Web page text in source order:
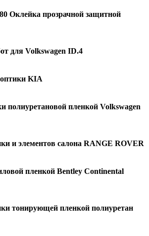
Оклейка прозрачной защитной
для Volkswagen ID.4
KIA
полиуретановой пленкой Volkswagen
и элементов салона RANGE ROVER
пленкой Bentley Continental
тонирующей пленкой полиуретан